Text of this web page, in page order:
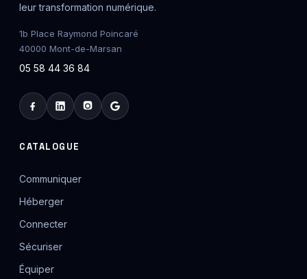
leur transformation numérique.
1b Place Raymond Poincaré
40000 Mont-de-Marsan
05 58 44 36 84
CATALOGUE
Communiquer
Héberger
Connecter
Sécuriser
Équiper